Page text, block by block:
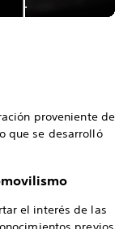
proveniente de
que se desarrolló
el interés de las